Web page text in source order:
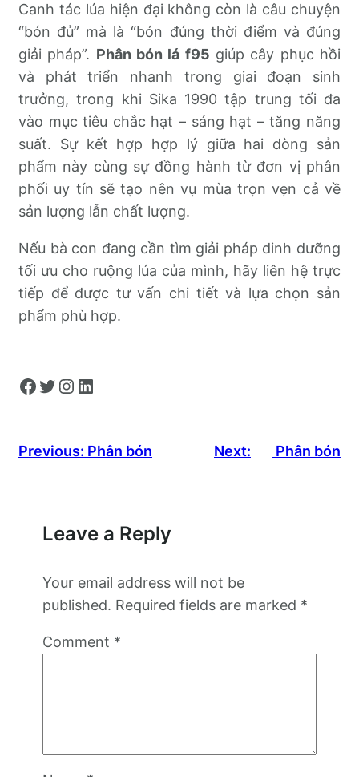
Canh tác lúa hiện đại không còn là câu chuyện
“bón đủ” mà là “bón đúng thời điểm và đúng
giải pháp”. Phân bón lá f95 giúp cây phục hồi
và phát triển nhanh trong giai đoạn sinh
trưởng, trong khi Sika 1990 tập trung tối đa
vào mục tiêu chắc hạt – sáng hạt – tăng năng
suất. Sự kết hợp hợp lý giữa hai dòng sản
phẩm này cùng sự đồng hành từ đơn vị phân
phối uy tín sẽ tạo nên vụ mùa trọn vẹn cả về
sản lượng lẫn chất lượng.
Nếu bà con đang cần tìm giải pháp dinh dưỡng
tối ưu cho ruộng lúa của mình, hãy liên hệ trực
tiếp để được tư vấn chi tiết và lựa chọn sản
phẩm phù hợp.
Facebook Twitter Instagram LinkedIn
Previous: Phân bón Next: Phân bón
Leave a Reply
Your email address will not be
published. Required fields are marked *
Comment *